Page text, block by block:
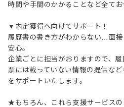
時間や手間のかかることなど全てお
▼内定獲得へ向けてサポート！
履歴書の書き方がわからない…面
安心。
企業ごとに担当がおりますので、
票には載っていない情報の提供な
をサポートいたします。
★もちろん、これら支援サービス